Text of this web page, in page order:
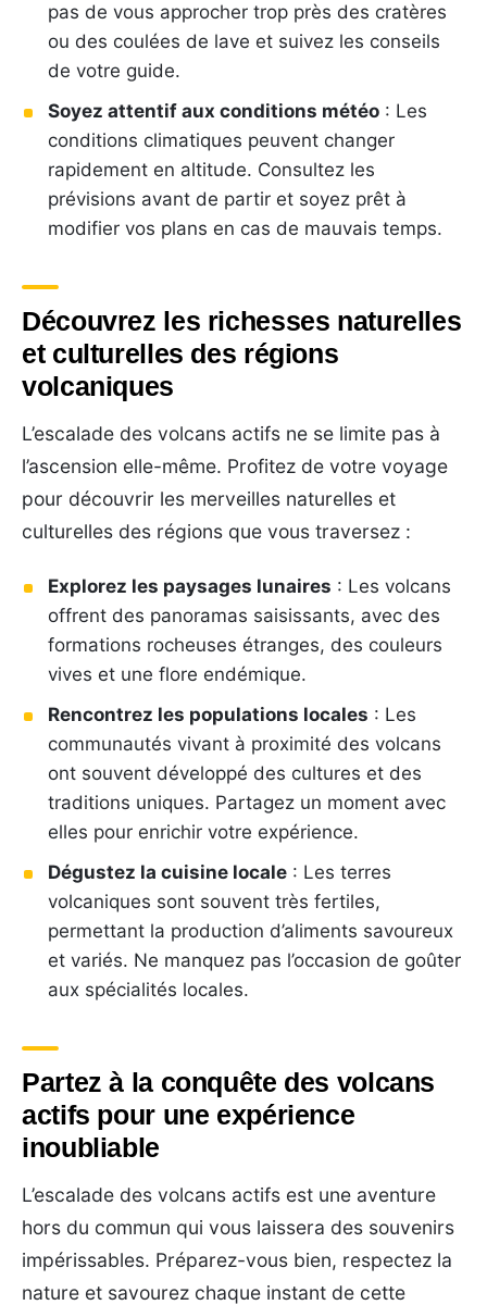
pas de vous approcher trop près des cratères
ou des coulées de lave et suivez les conseils
de votre guide.
Soyez attentif aux conditions météo : Les
conditions climatiques peuvent changer
rapidement en altitude. Consultez les
prévisions avant de partir et soyez prêt à
modifier vos plans en cas de mauvais temps.
Découvrez les richesses naturelles
et culturelles des régions
volcaniques
L’escalade des volcans actifs ne se limite pas à
l’ascension elle-même. Profitez de votre voyage
pour découvrir les merveilles naturelles et
culturelles des régions que vous traversez :
Explorez les paysages lunaires : Les volcans
offrent des panoramas saisissants, avec des
formations rocheuses étranges, des couleurs
vives et une flore endémique.
Rencontrez les populations locales : Les
communautés vivant à proximité des volcans
ont souvent développé des cultures et des
traditions uniques. Partagez un moment avec
elles pour enrichir votre expérience.
Dégustez la cuisine locale : Les terres
volcaniques sont souvent très fertiles,
permettant la production d’aliments savoureux
et variés. Ne manquez pas l’occasion de goûter
aux spécialités locales.
Partez à la conquête des volcans
actifs pour une expérience
inoubliable
L’escalade des volcans actifs est une aventure
hors du commun qui vous laissera des souvenirs
impérissables. Préparez-vous bien, respectez la
nature et savourez chaque instant de cette